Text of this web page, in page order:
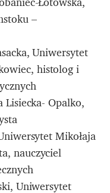
–
Uniwersytet
histolog i
Opalko,
Mikołaja
nauczyciel
Uniwersytet